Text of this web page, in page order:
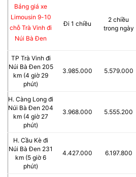
Bảng giá xe
Limousin 9-10
chỗ Trà Vinh đi
Núi Bà Đen
Đi 1 chiều
2 chiều
trong ngày
TP Trà Vinh đi
Núi Bà Đen 205
km (4 giờ 29
phút)
3.985.000 5.579.000
H. Càng Long đi
Núi Bà Đen 204
km (4 giờ 27
phút)
3.968.000 5.555.200
H. Cầu Kè đi
Núi Bà Đen 231
km (5 giờ 6
phút)
4.427.000 6.197.800